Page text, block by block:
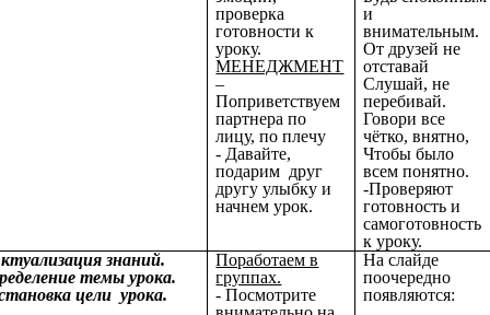
проверка
готовности к
уроку.
МЕНЕДЖМЕНТ
–
Поприветствуем
партнера по
лицу, по плечу
- Давайте,
подарим друг
другу улыбку и
начнем урок.
и
внимательным.
От друзей не
отставай
Слушай, не
перебивай.
Говори все
чётко, внятно,
Чтобы было
всем понятно.
-Проверяют
готовность и
самоготовность
к уроку.
знаний.
темы урока.
цели урока.
Поработаем в
группах.
- Посмотрите
На слайде
поочередно
появляются: